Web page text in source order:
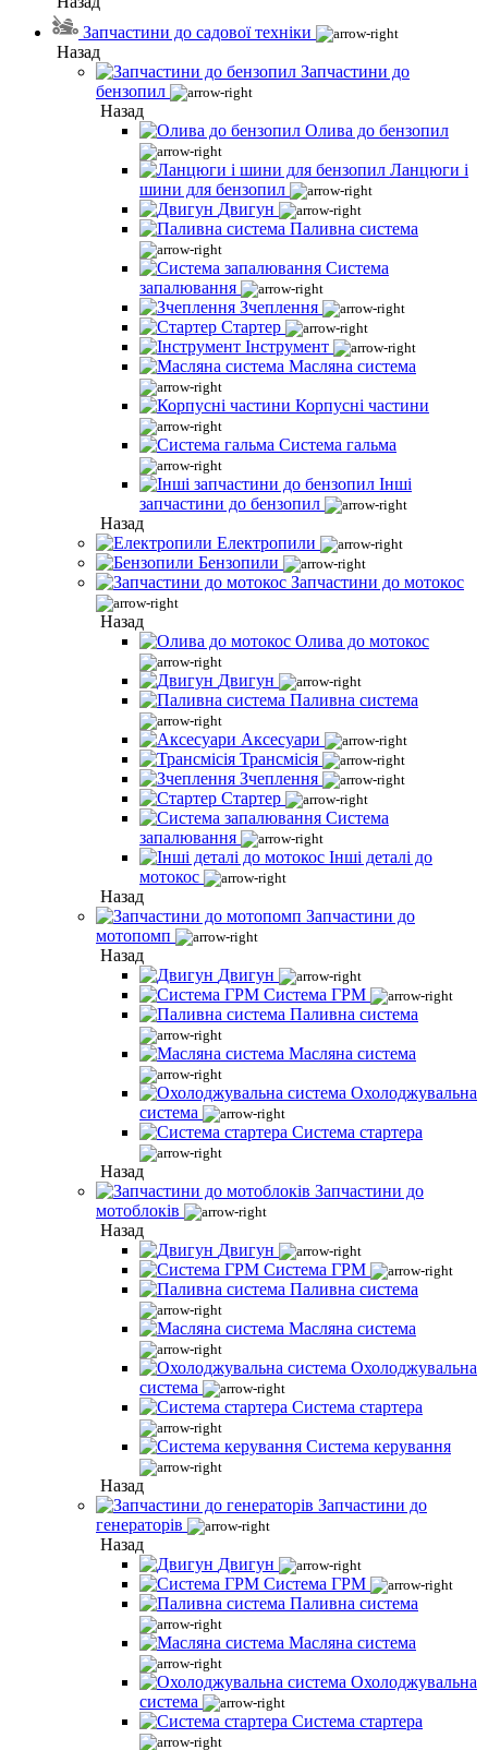
Запчастини до садової техніки
Назад
Запчастини до
бензопил
Назад
Олива до бензопил
Ланцюги і
шини для бензопил
Двигун
Паливна система
Система
запалювання
Зчеплення
Стартер
Інструмент
Масляна система
Корпусні частини
Система гальма
Інші
запчастини до бензопил
Назад
Електропили
Бензопили
Запчастини до мотокос
Назад
Олива до мотокос
Двигун
Паливна система
Аксесуари
Трансмісія
Зчеплення
Стартер
Система
запалювання
Інші деталі до
мотокос
Назад
Запчастини до
мотопомп
Назад
Двигун
Система ГРМ
Паливна система
Масляна система
Охолоджувальна
система
Система стартера
Назад
Запчастини до
мотоблоків
Назад
Двигун
Система ГРМ
Паливна система
Масляна система
Охолоджувальна
система
Система стартера
Система керування
Назад
Запчастини до
генераторів
Назад
Двигун
Система ГРМ
Паливна система
Масляна система
Охолоджувальна
система
Система стартера